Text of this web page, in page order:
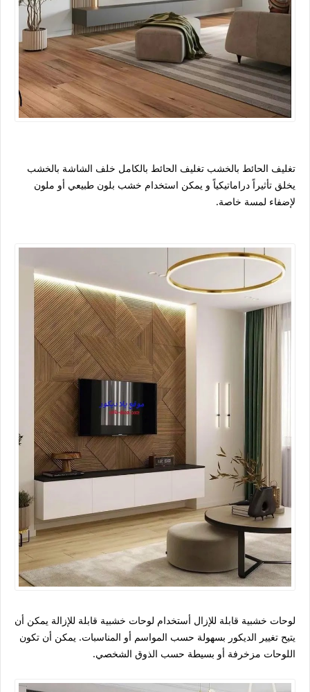
تغليف الحائط بالخشب تغليف الحائط بالكامل خلف الشاشة بالخشب
يخلق تأثيراً دراماتيكياً و يمكن استخدام خشب بلون طبيعي أو ملون
لإضفاء لمسة خاصة.
لوحات خشبية قابلة للإزال أستخدام لوحات خشبية قابلة للإزالة يمكن أن
يتيح تغيير الديكور بسهولة حسب المواسم أو المناسبات. يمكن أن تكون
اللوحات مزخرفة أو بسيطة حسب الذوق الشخصي.